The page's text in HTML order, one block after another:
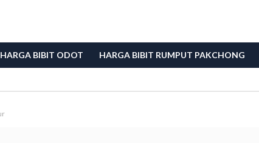
HARGA BIBIT ODOT HARGA BIBIT RUMPUT PAKCHONG